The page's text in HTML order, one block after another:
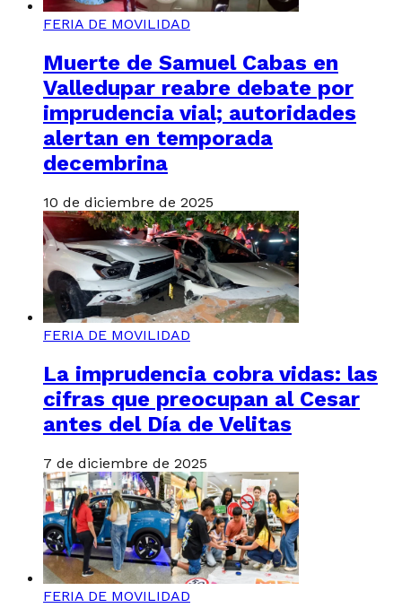
FERIA DE MOVILIDAD
Muerte de Samuel Cabas en
Valledupar reabre debate por
imprudencia vial; autoridades
alertan en temporada
decembrina
10 de diciembre de 2025
FERIA DE MOVILIDAD
La imprudencia cobra vidas: las
cifras que preocupan al Cesar
antes del Día de Velitas
7 de diciembre de 2025
FERIA DE MOVILIDAD